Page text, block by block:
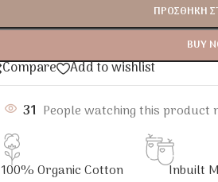
ΠΡΟΣΘΉΚΗ
BUY
Compare Add to wishlist
31 People watching this product
100% Organic Cotton Inbuilt